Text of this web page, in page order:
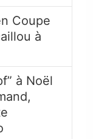
Coupe
à
à Noël